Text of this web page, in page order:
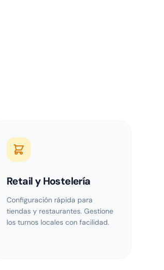
Retail y Hostelería
Configuración rápida para
tiendas y restaurantes. Gestione
los turnos locales con facilidad.